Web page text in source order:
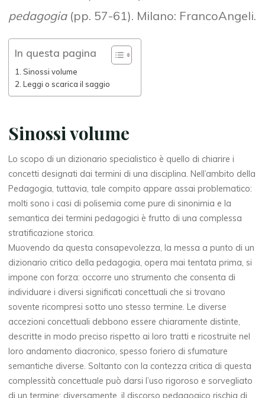
pedagogia(pp. 57-61). Milano: FrancoAngeli.
In questa pagina
Sinossi volume
Leggi o scarica il saggio
Sinossi volume
Lo scopo di un dizionario specialistico è quello di chiarire i
concetti designati dai termini di una disciplina. Nell’ambito della
Pedagogia, tuttavia, tale compito appare assai problematico:
molti sono i casi di polisemia come pure di sinonimia e la
semantica dei termini pedagogici è frutto di una complessa
stratificazione storica.
Muovendo da questa consapevolezza, la messa a punto di un
dizionario critico della pedagogia, opera mai tentata prima, si
impone con forza: occorre uno strumento che consenta di
individuare i diversi significati concettuali che si trovano
sovente ricompresi sotto uno stesso termine. Le diverse
accezioni concettuali debbono essere chiaramente distinte,
descritte in modo preciso rispetto ai loro tratti e ricostruite nel
loro andamento diacronico, spesso foriero di sfumature
semantiche diverse. Soltanto con la contezza critica di questa
complessità concettuale può darsi l’uso rigoroso e sorvegliato
di un termine; diversamente, il discorso pedagogico rischia di